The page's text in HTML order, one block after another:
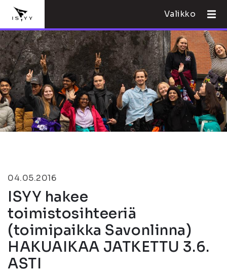
Valikko
04.05.2016
ISYY hakee
toimistosihteeriä
(toimipaikka Savonlinna)
HAKUAIKAA JATKETTU 3.6.
ASTI